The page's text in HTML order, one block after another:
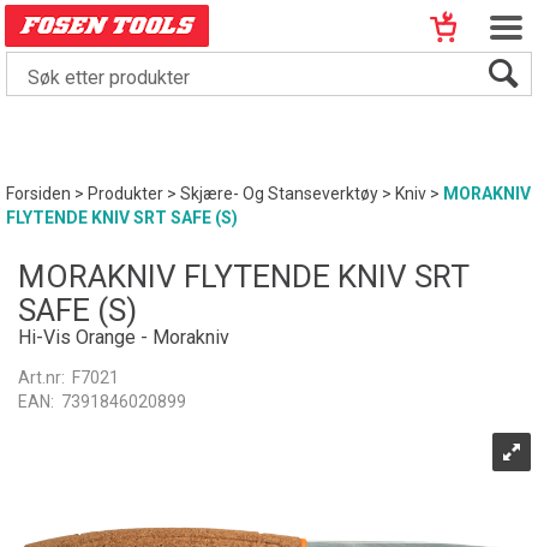
Forsiden>Produkter>Skjære- Og Stanseverktøy>Kniv> MORAKNIV
FLYTENDE KNIV SRT SAFE (S)
MORAKNIV FLYTENDE KNIV SRT
SAFE (S)
Hi-Vis Orange - Morakniv
Art.nr: F7021
EAN: 7391846020899